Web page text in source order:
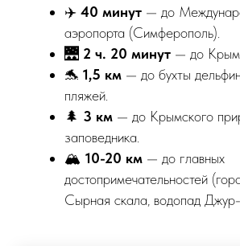
✈️ 40 минут — до
аэропорта (Симферополь).
🌉 2 ч. 20 минут — до
🐬 1,5 км — до бухты
пляжей.
🌲 3 км — до Крымского
заповедника.
🏔 10-20 км — до главных
достопримечательностей
Сырная скала, водопад